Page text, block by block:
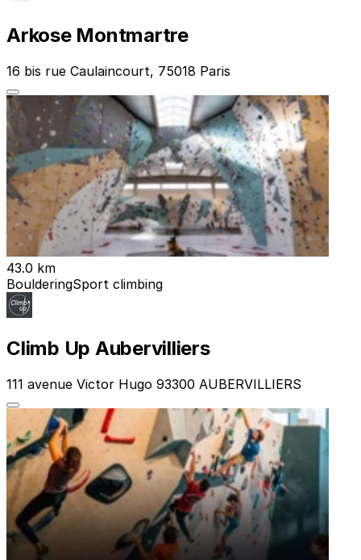
Arkose Montmartre
16 bis rue Caulaincourt, 75018 Paris
43.0 km
BoulderingSport climbing
Climb Up Aubervilliers
111 avenue Victor Hugo 93300 AUBERVILLIERS